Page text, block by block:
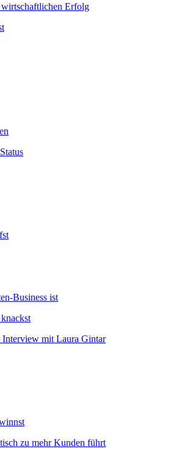
Erfolg
Business ist
mit Laura Gintar
zu mehr Kunden führt